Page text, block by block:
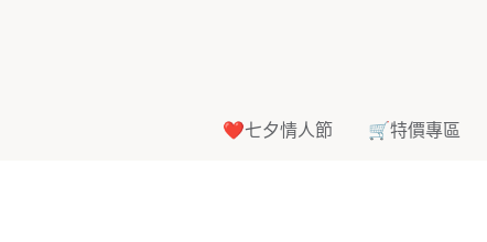
❤️七夕情人節 🛒特價專區